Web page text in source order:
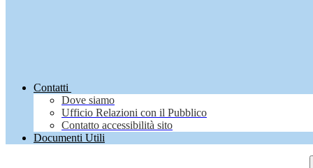
Contatti
Dove siamo
Ufficio Relazioni con il Pubblico
Contatto accessibilità sito
Documenti Utili